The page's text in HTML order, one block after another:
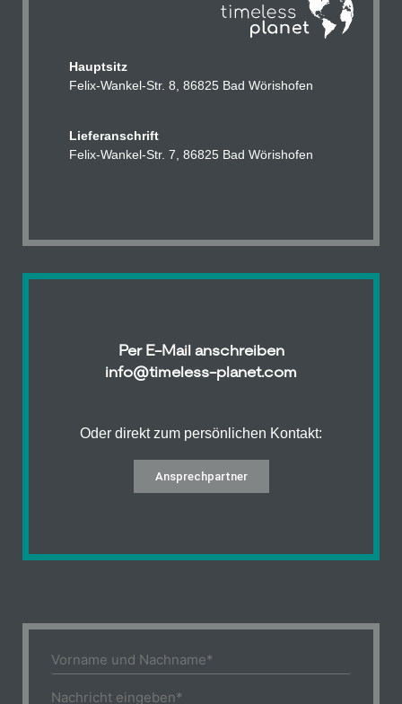
Hauptsitz
Felix-Wankel-Str. 8, 86825 Bad Wörishofen
Lieferanschrift
Felix-Wankel-Str. 7 86825 Bad Wörishofen
Per E-Mail anschreiben
info@timeless-planet.com
Oder direkt zum persönlichen Kontakt:
Ansprechpartner